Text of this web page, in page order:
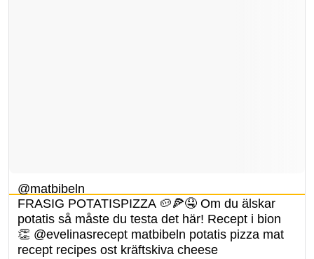
@matbibeln
FRASIG POTATISPIZZA 🥔🍕🤤 Om du älskar
potatis så måste du testa det här! Recept i bion
👏 @evelinasrecept matbibeln potatis pizza mat
recept recipes ost kräftskiva cheese